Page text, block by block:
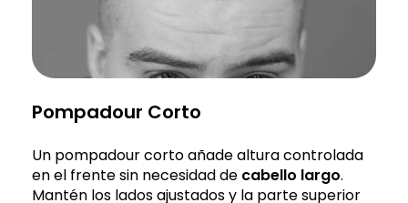
Pompadour Corto
Un pompadour corto añade altura controlada
en el frente sin necesidad de cabello largo.
Mantén los lados ajustados y la parte superior